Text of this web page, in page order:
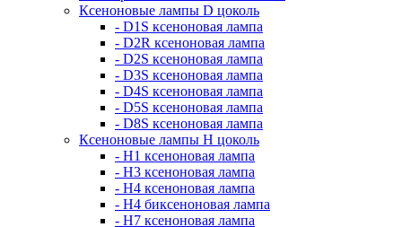
Ксеноновые лампы D цоколь
- D1S ксеноновая лампа
- D2R ксеноновая лампа
- D2S ксеноновая лампа
- D3S ксеноновая лампа
- D4S ксеноновая лампа
- D5S ксеноновая лампа
- D8S ксеноновая лампа
Ксеноновые лампы Н цоколь
- H1 ксеноновая лампа
- H3 ксеноновая лампа
- H4 ксеноновая лампа
- H4 биксеноновая лампа
- H7 ксеноновая лампа